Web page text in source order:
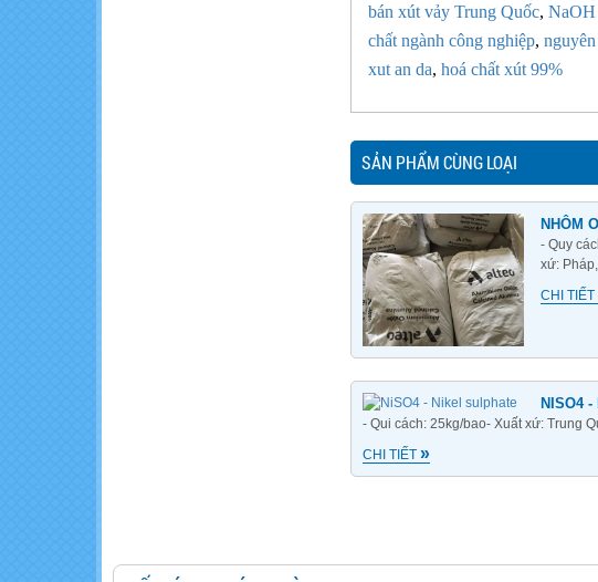
bán xút vảy Trung Quốc,NaOH
chất ngành công nghiệp,
xut an da,hoá chất xút 99%
SẢN PHẨM CÙNG LOẠI
NHÔM
- Quy
xứ:
CHI TIẾT
NISO4 -
- Qui cách: 25kg/bao- Xuất xứ: Trung
CHI TIẾT»